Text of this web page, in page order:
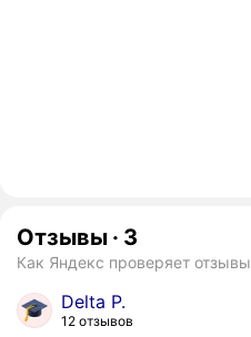
Отзывы · 3
Как Яндекс проверяет отзывы
Delta P.
12 отзывов